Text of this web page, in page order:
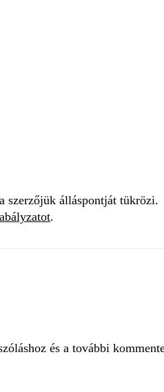
szerzőjük álláspontját tükrözi.
.
és a további